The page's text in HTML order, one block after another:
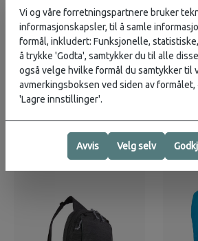
Poco Soft Child
Carrier bæresele
på lager
Osprey
Poco
Vi og våre forretningspartnere bruker
informasjonskapsler, til å samle
formål, inkludert: Funksjonelle,
å trykke 'Godta', samtykker du til alle
også velge hvilke formål du samtykker til
avmerkingsboksen ved siden av
'Lagre innstillinger'.
Avvis Velg selv